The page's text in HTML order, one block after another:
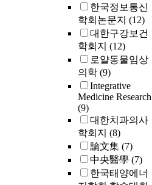
한국정보통신
학회논문지 (12)
대한구강보건
학회지 (12)
로얄동물임상
의학 (9)
Integrative
Medicine Research
(9)
대한치과의사
학회지 (8)
論文集 (7)
中央醫學 (7)
한국태양에너